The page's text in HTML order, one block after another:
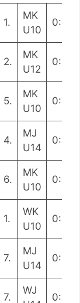
1.
MK
U10
2.
MK
U12
5.
MK
U10
4.
MJ
U14
6.
MK
U10
1.
WK
U10
7.
MJ
U14
7.
WJ